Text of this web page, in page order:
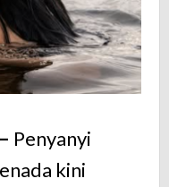
Penyanyi
kini